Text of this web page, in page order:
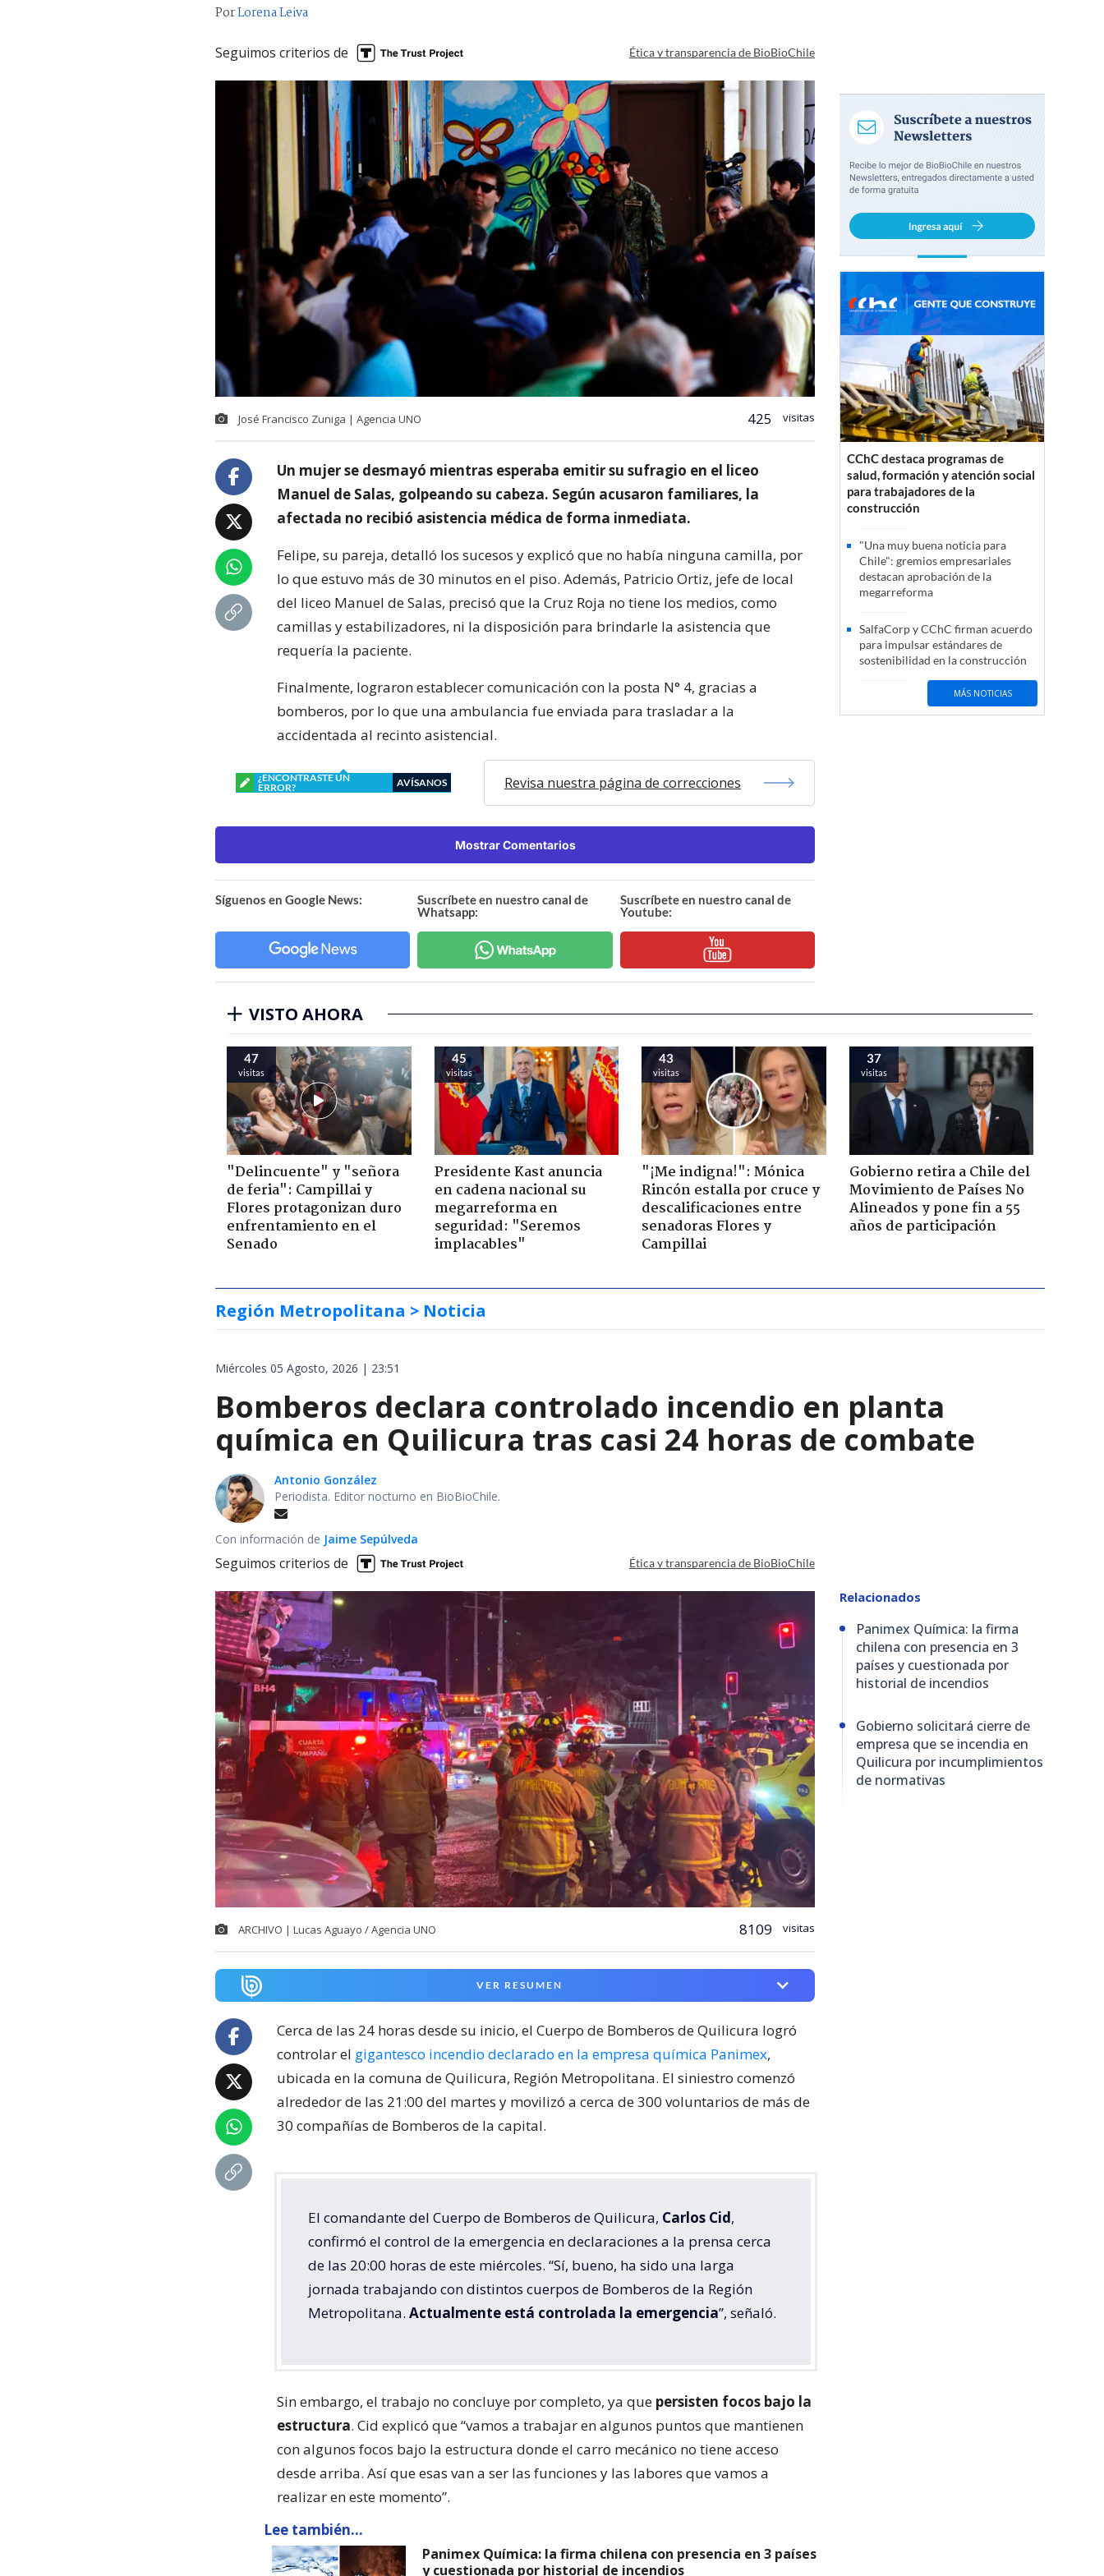
PorLorena Leiva
Seguimos criterios de Ética y transparencia de BioBioChile
José Francisco Zuniga | Agencia UNO 425 visitas
Un mujer se desmayó mientras esperaba emitir su sufragio en el liceo
Manuel de Salas, golpeando su cabeza. Según acusaron familiares, la
afectada no recibió asistencia médica de forma inmediata.
Felipe, su pareja, detalló los sucesos y explicó que no había ninguna camilla, por
lo que estuvo más de 30 minutos en el piso. Además, Patricio Ortiz, jefe de local
del liceo Manuel de Salas, precisó que la Cruz Roja no tiene los medios, como
camillas y estabilizadores, ni la disposición para brindarle la asistencia que
requería la paciente.
Finalmente, lograron establecer comunicación con la posta N° 4, gracias a
bomberos, por lo que una ambulancia fue enviada para trasladar a la
accidentada al recinto asistencial.
¿ENCONTRASTE UN
ERROR?
AVÍSANOS Revisa nuestra página de correcciones
Mostrar Comentarios
Síguenos en Google News:
Suscríbete en nuestro canal de
Whatsapp:
Suscríbete en nuestro canal de
Youtube:
CChC destaca programas de
salud, formación y atención social
para trabajadores de la
construcción
"Una muy buena noticia para
Chile": gremios empresariales
destacan aprobación de la
megarreforma
SalfaCorp y CChC firman acuerdo
para impulsar estándares de
sostenibilidad en la construcción
MÁS NOTICIAS
VISTO AHORA
47
visitas
"Delincuente" y "señora
de feria": Campillai y
Flores protagonizan duro
enfrentamiento en el
Senado
45
visitas
Presidente Kast anuncia
en cadena nacional su
megarreforma en
seguridad: "Seremos
implacables"
43
visitas
"¡Me indigna!": Mónica
Rincón estalla por cruce y
descalificaciones entre
senadoras Flores y
Campillai
37
visitas
Gobierno retira a Chile del
Movimiento de Países No
Alineados y pone fin a 55
años de participación
Región Metropolitana > Noticia
Miércoles 05 Agosto, 2026 | 23:51
Bomberos declara controlado incendio en planta
química en Quilicura tras casi 24 horas de combate
Antonio González
Periodista. Editor nocturno en BioBioChile.
Con información de Jaime Sepúlveda
Seguimos criterios de Ética y transparencia de BioBioChile
ARCHIVO | Lucas Aguayo / Agencia UNO 8109 visitas
VER RESUMEN
Cerca de las 24 horas desde su inicio, el Cuerpo de Bomberos de Quilicura logró
controlar el gigantesco incendio declarado en la empresa química Panimex,
ubicada en la comuna de Quilicura, Región Metropolitana. El siniestro comenzó
alrededor de las 21:00 del martes y movilizó a cerca de 300 voluntarios de más de
30 compañías de Bomberos de la capital.
El comandante del Cuerpo de Bomberos de Quilicura, Carlos Cid,
confirmó el control de la emergencia en declaraciones a la prensa cerca
de las 20:00 horas de este miércoles. “Sí, bueno, ha sido una larga
jornada trabajando con distintos cuerpos de Bomberos de la Región
Metropolitana. Actualmente está controlada la emergencia”, señaló.
Sin embargo, el trabajo no concluye por completo, ya que persisten focos bajo la
estructura. Cid explicó que “vamos a trabajar en algunos puntos que mantienen
con algunos focos bajo la estructura donde el carro mecánico no tiene acceso
desde arriba. Así que esas van a ser las funciones y las labores que vamos a
realizar en este momento”.
Lee también...
Panimex Química: la firma chilena con presencia en 3 países
y cuestionada por historial de incendios
Relacionados
Panimex Química: la firma
chilena con presencia en 3
países y cuestionada por
historial de incendios
Gobierno solicitará cierre de
empresa que se incendia en
Quilicura por incumplimientos
de normativas